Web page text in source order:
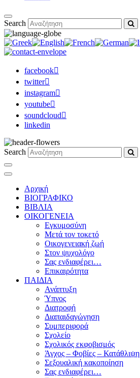
Search
facebook
twitter
instagram
youtube
soundcloud
linkedin
Search
Αρχική
ΒΙΟΓΡΑΦΙΚΟ
ΒΙΒΛΙΑ
ΟΙΚΟΓΕΝΕΙΑ
Εγκυμοσύνη
Μετά τον τοκετό
Οικογενειακή ζωή
Στον ψυχολόγο
Σας ενδιαφέρει…
Επικαιρότητα
ΠΑΙΔΙΑ
Ανάπτυξη
Ύπνος
Διατροφή
Διαπαιδαγώγηση
Συμπεριφορά
Σχολείο
Σχολικός εκφοβισμός
Άγχος – Φοβίες – Κατάθλιψη
Σεξουαλική κακοποίηση
Σας ενδιαφέρει…